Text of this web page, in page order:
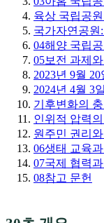
육상 국립공
국가자연공원
04해양 국립
05보전 과제
2023년 9월
2024년 4월 3
기후변화의
인위적 압력의
원주민 권리
06생태 교육
07국제 협력
08참고 문헌